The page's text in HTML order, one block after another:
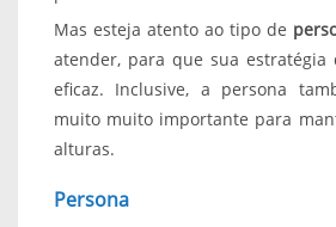
Mas esteja atento ao tipo de
atender, para que sua estratégia
eficaz. Inclusive, a persona
muito muito importante para
alturas.
Persona